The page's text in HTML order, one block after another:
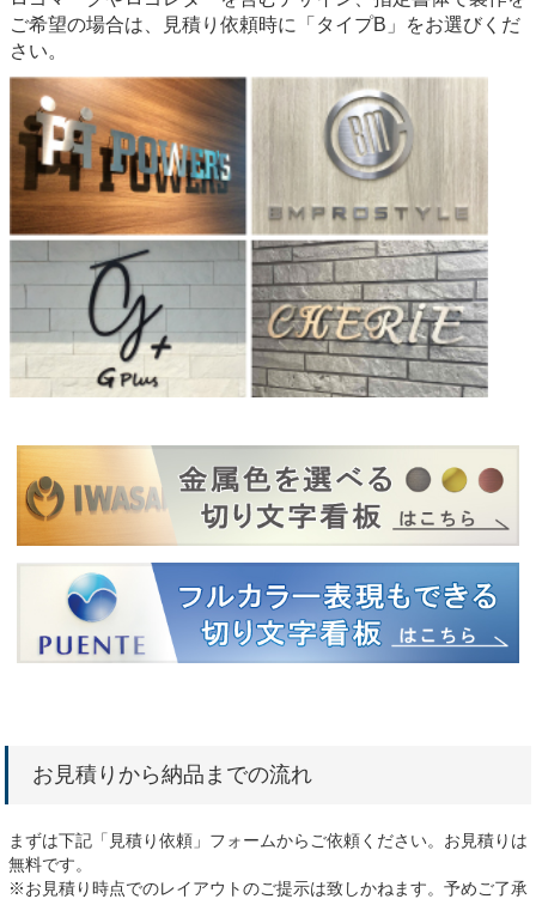
ご希望の場合は、見積り依頼時に「タイプB」をお選びくだ
さい。
お見積りから納品までの流れ
まずは下記「見積り依頼」フォームからご依頼ください。お見積りは
無料です。
※お見積り時点でのレイアウトのご提示は致しかねます。予めご了承